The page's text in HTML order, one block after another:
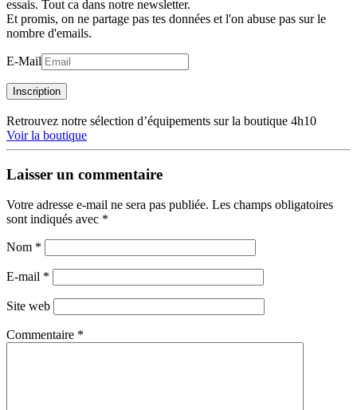
essais. Tout ca dans notre newsletter.
Et promis, on ne partage pas tes données et l'on abuse pas sur le
nombre d'emails.
E-Mail
Inscription
Retrouvez notre sélection d’équipements sur la boutique 4h10
Voir la boutique
Laisser un commentaire
Votre adresse e-mail ne sera pas publiée. Les champs obligatoires
sont indiqués avec *
Nom *
E-mail *
Site web
Commentaire *